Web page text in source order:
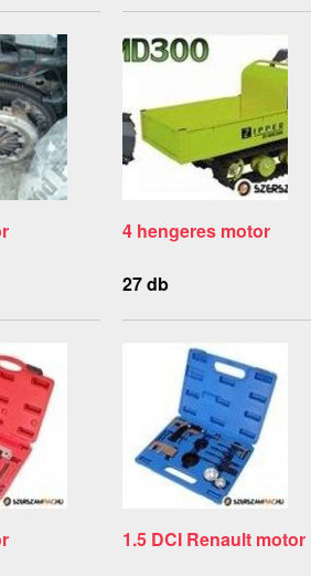
4 hengeres motor
27 db
1.5 DCI Renault motor